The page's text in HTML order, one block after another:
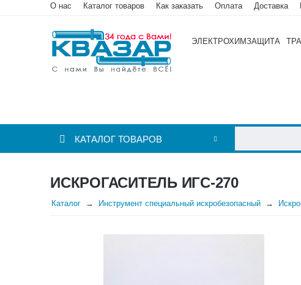
О нас Каталог товаров Как заказать Оплата Доставка
ЭЛЕКТРОХИМЗАЩИТА
КАТАЛОГ ТОВАРОВ
ИСКРОГАСИТЕЛЬ ИГС-270
Каталог Инструмент специальный искробезопасный